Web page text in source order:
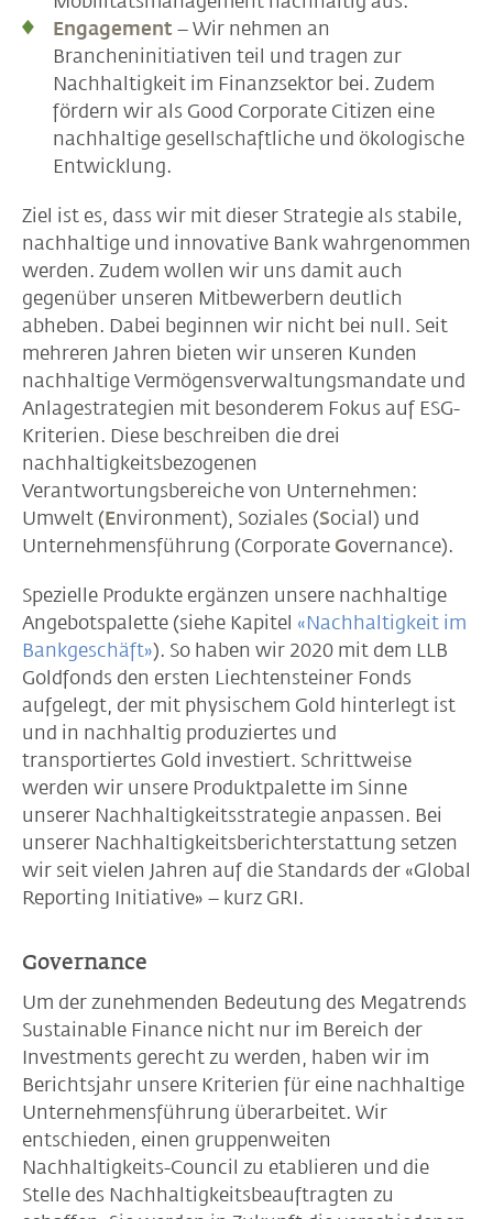
Engagement – Wir nehmen an
Brancheninitiativen teil und tragen zur
Nachhaltigkeit im Finanzsektor bei. Zudem
fördern wir als Good Corporate Citizen eine
nachhaltige gesellschaftliche und ökologische
Entwicklung.
Ziel ist es, dass wir mit dieser Strategie als stabile,
nachhaltige und innovative Bank wahrgenommen
werden. Zudem wollen wir uns damit auch
gegenüber unseren Mitbewerbern deutlich
abheben. Dabei beginnen wir nicht bei null. Seit
mehreren Jahren bieten wir unseren Kunden
nachhaltige Vermögensverwaltungsmandate und
Anlagestrategien mit besonderem Fokus auf ESG-
Kriterien. Diese beschreiben die drei
nachhaltigkeitsbezogenen
Verantwortungsbereiche von Unternehmen:
Umwelt (Environment), Soziales (Social) und
Unternehmensführung (Corporate Governance).
Spezielle Produkte ergänzen unsere nachhaltige
Angebotspalette (siehe Kapitel «Nachhaltigkeit im
Bankgeschäft»). So haben wir 2020 mit dem LLB
Goldfonds den ersten Liechtensteiner Fonds
aufgelegt, der mit physischem Gold hinterlegt ist
und in nachhaltig produziertes und
transportiertes Gold investiert. Schrittweise
werden wir unsere Produktpalette im Sinne
unserer Nachhaltigkeitsstrategie anpassen. Bei
unserer Nachhaltigkeitsberichterstattung setzen
wir seit vielen Jahren auf die Standards der «Global
Reporting Initiative» – kurz GRI.
Governance
Um der zunehmenden Bedeutung des Megatrends
Sustainable Finance nicht nur im Bereich der
Investments gerecht zu werden, haben wir im
Berichtsjahr unsere Kriterien für eine nachhaltige
Unternehmensführung überarbeitet. Wir
entschieden, einen gruppenweiten
Nachhaltigkeits-Council zu etablieren und die
Stelle des Nachhaltigkeitsbeauftragten zu